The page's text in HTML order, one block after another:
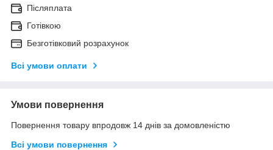
Післяплата
Готівкою
Безготівковий розрахунок
Всі умови оплати
Умови повернення
Повернення товару впродовж 14 днів за домовленістю
Всі умови повернення